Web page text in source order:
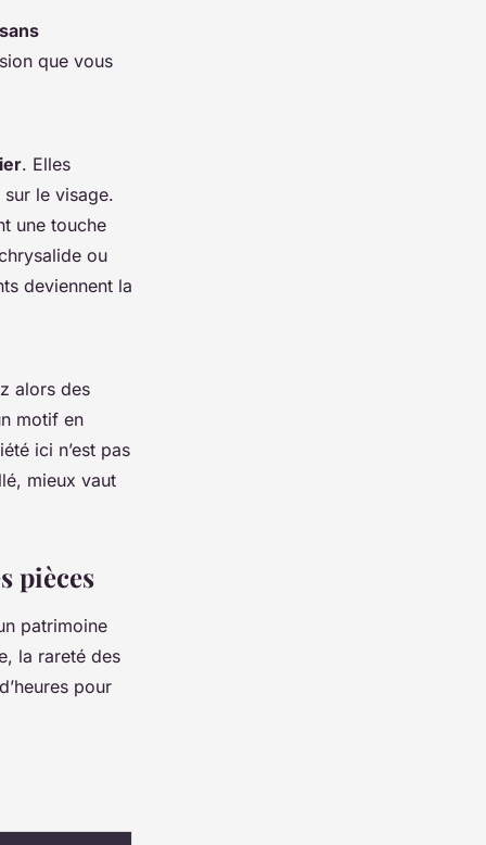
que vous
. Elles
le visage.
une touche
ou
deviennent la
alors des
motif en
ici n’est pas
mieux vaut
pièces
patrimoine
la rareté des
pour